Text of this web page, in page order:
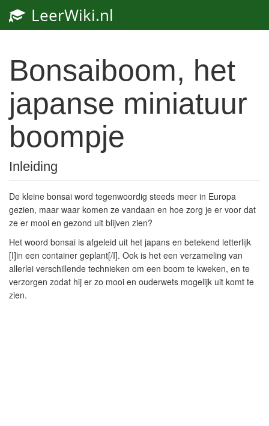
LeerWiki.nl
Bonsaiboom, het
japanse miniatuur
boompje
Inleiding
De kleine bonsai word tegenwoordig steeds meer in Europa
gezien, maar waar komen ze vandaan en hoe zorg je er voor dat
ze er mooi en gezond uit blijven zien?
Het woord bonsai is afgeleid uit het japans en betekend letterlijk
[I]in een container geplant[/I]. Ook is het een verzameling van
allerlei verschillende technieken om een boom te kweken, en te
verzorgen zodat hij er zo mooi en ouderwets mogelijk uit komt te
zien.